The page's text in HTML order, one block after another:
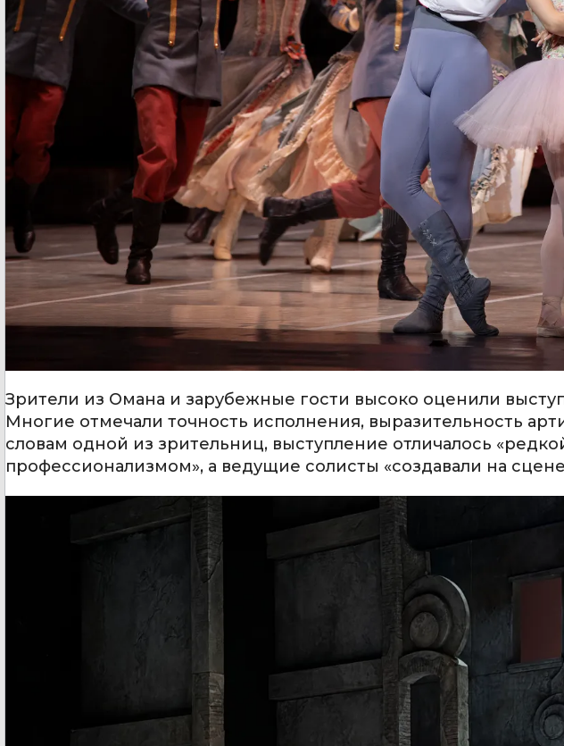
Зрители из Омана и зарубежные гости высоко оценили
Многие отмечали точность исполнения, выразительность
словам одной из зрительниц, выступление отличалось
профессионализмом», а ведущие солисты «создавали на